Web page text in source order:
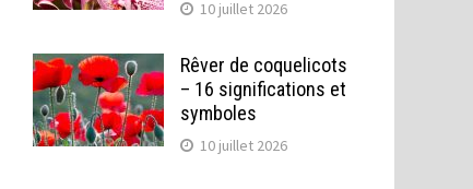
10 juillet 2026
Rêver de coquelicots
– 16 significations et
symboles
10 juillet 2026